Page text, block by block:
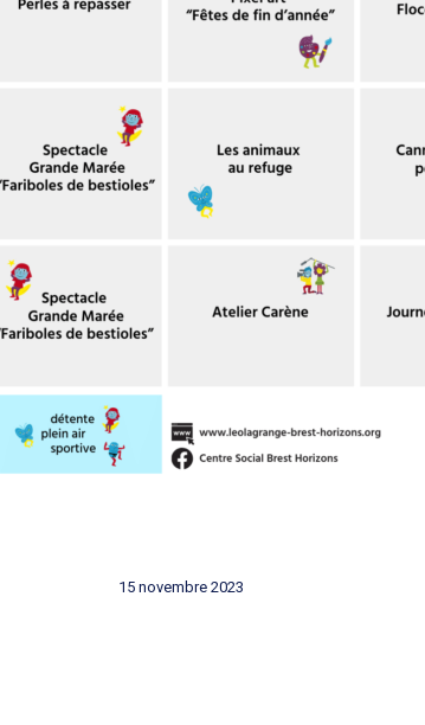
15 novembre 2023